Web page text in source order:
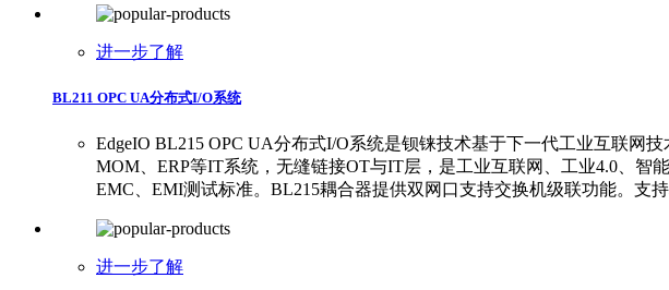
进一步了解
BL211 OPC UA分布式I/O系统
EdgeIO BL215 OPC UA分布式I/O系统是钡铼技术基于下一代工业互联网
MOM、ERP等IT系统，无缝链接OT与IT层，是工业互联网、工业4.0、
EMC、EMI测试标准。BL215耦合器提供双网口支持交换机级联功能。支
进一步了解